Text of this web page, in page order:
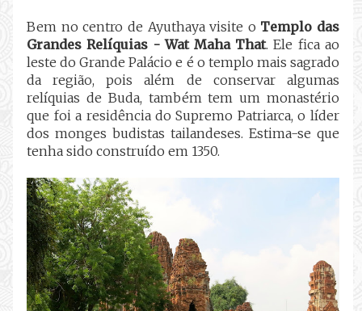
Bem no centro de Ayuthaya visite o Templo das
Grandes Relíquias - Wat Maha That. Ele fica ao
leste do Grande Palácio e é o templo mais sagrado
da região, pois além de conservar algumas
relíquias de Buda, também tem um monastério
que foi a residência do Supremo Patriarca, o líder
dos monges budistas tailandeses. Estima-se que
tenha sido construído em 1350.